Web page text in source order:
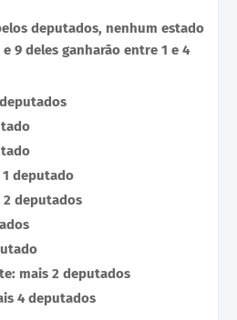
deputados, nenhum estado
9 deles ganharão entre 1 e 4
1 deputado
2 deputados
mais 2 deputados
4 deputados